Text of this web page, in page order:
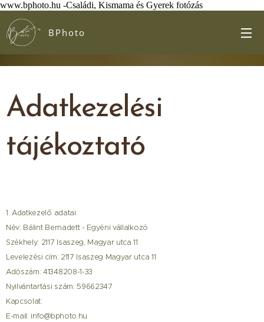
www.bphoto.hu -Családi, Kismama és Gyerek fotózás
BPhoto
Adatkezelési
tájékoztató
1. Adatkezelő adatai:
Név: Bálint Bernadett - Egyéni vállalkozó
Székhely: 2117 Isaszeg, Magyar utca 11
Levelezési cím: 2117 Isaszeg Magyar utca 11
Adószám: 41348208-1-33
Nyilvántartási szám: 59662347
Kapcsolat:
E-mail: info@bphoto.hu